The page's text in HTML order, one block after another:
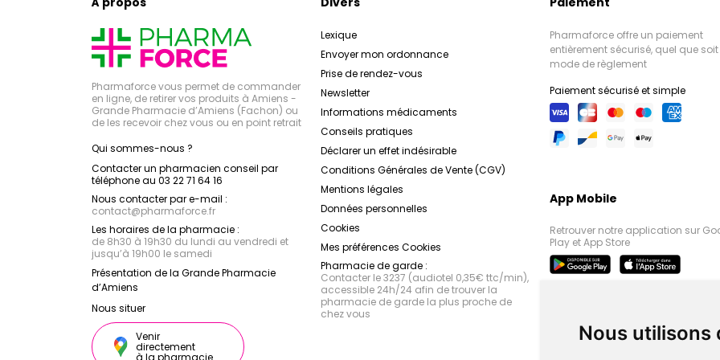
Nous utilisons
Formulés avec des
et de l'eau thermale
produits offrent une
coups de soleil, les
vieillissement
Rosaliac
Roche Posaypropose
conçus pour atténuer
rougeurs localisées.
et en agents anti-
les irritations, renforcent
sanguins et réduisent
pour un teint
Anthélios XLLa
protection solaire
sujettes aux
Formulés avec des
protègent la peau des
préservant sa santé
La Roche-Posay
l'environnement.
dermatologique et son
laboratoire
personnes à
solutions adaptées pour
belle et
Pharmaforce vous permet de commander
en ligne, de retirer vos produits à Amiens -
Grande Pharmacie d’Amiens (Fachon) ou
de les recevoir chez vous ou en point retrait
Qui sommes-nous ?
Contacter un pharmacien conseil par
téléphone au 03 22 71 64 16
Nous contacter par e-mail :
contact@pharmaforce.fr
Les horaires de la pharmacie :
de 8h30 à 19h30 du lundi au vendredi et
jusqu’à 19h00 le samedi
Présentation de la Grande Pharmacie
d’Amiens
Nous situer
Venir
directement
à la pharmacie
Lexique
Envoyer mon ordonnance
Prise de rendez-vous
Newsletter
Informations médicaments
Conseils pratiques
Déclarer un effet indésirable
Conditions Générales de Vente (CGV)
Mentions légales
Données personnelles
Cookies
Mes préférences Cookies
Pharmacie de garde :
Contacter le 3237 (audiotel 0,35€ ttc/min),
accessible 24h/24 afin de trouver la
pharmacie de garde la plus proche de
chez vous
Pharmaforce offre un paiement
entièrement sécurisé, quel que soit
mode de règlement
Paiement sécurisé et simple
App Mobile
Retrouver notre application sur
Play et App Store